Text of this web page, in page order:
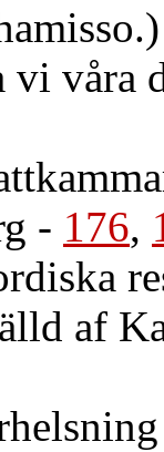
våra
- 176,
af